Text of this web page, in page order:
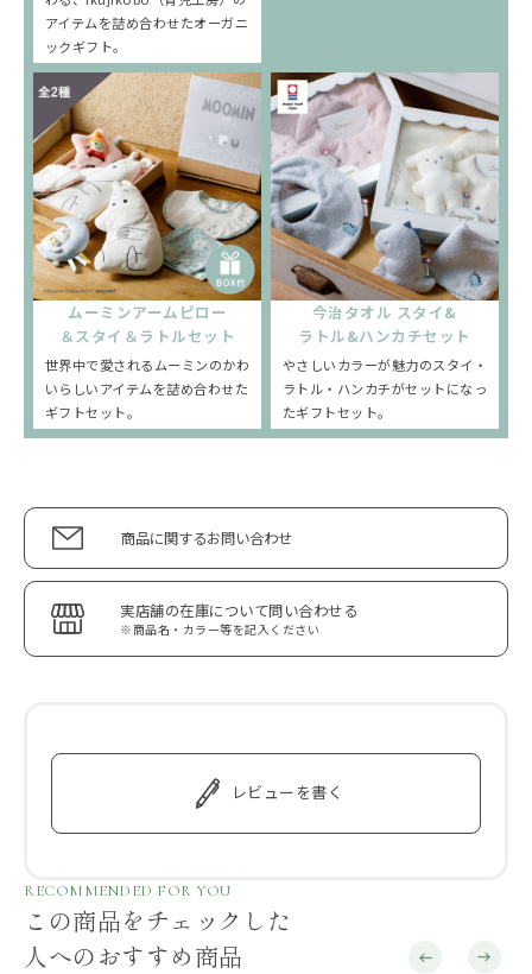
アイテムを詰め合わせたオーガニ
ックギフト。
ムーミンアームピロー
＆スタイ＆ラトルセット
世界中で愛されるムーミンのかわ
いらしいアイテムを詰め合わせた
ギフトセット。
今治タオル スタイ&
ラトル&ハンカチセット
やさしいカラーが魅力のスタイ・
ラトル・ハンカチがセットになっ
たギフトセット。
商品に関するお問い合わせ
実店舗の在庫について問い合わせる
※商品名・カラー等を記入ください
レビューを書く
RECOMMENDED FOR YOU
この商品をチェックした
人へのおすすめ商品